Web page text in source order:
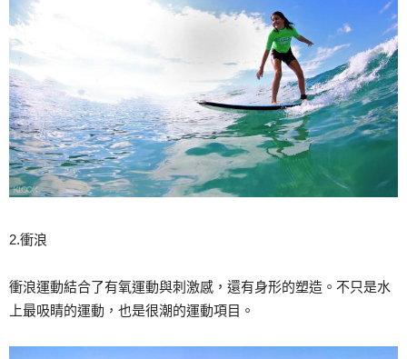
2.衝浪
衝浪運動結合了有氧運動與刺激感，還有身形的塑造。不只是水
上最吸睛的運動，也是很潮的運動項目。